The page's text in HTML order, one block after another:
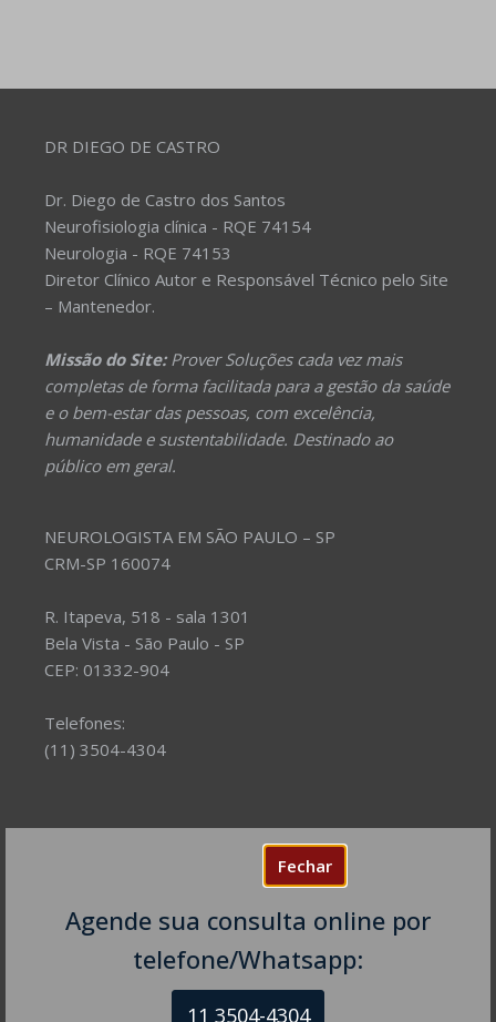
Fechar
Agende sua consulta online por
telefone/Whatsapp:
11 3504-4304
DR DIEGO DE CASTRO
Dr. Diego de Castro dos Santos
Neurofisiologia clínica - RQE 74154
Neurologia - RQE 74153
Diretor Clínico Autor e Responsável Técnico pelo Site
– Mantenedor.
Missão do Site:Prover Soluções cada vez mais
completas de forma facilitada para a gestão da saúde
e o bem-estar das pessoas, com excelência,
humanidade e sustentabilidade. Destinado ao
público em geral.
NEUROLOGISTA EM SÃO PAULO – SP
CRM-SP 160074
R. Itapeva, 518 - sala 1301
Bela Vista - São Paulo - SP
CEP: 01332-904
Telefones:
(11) 3504-4304